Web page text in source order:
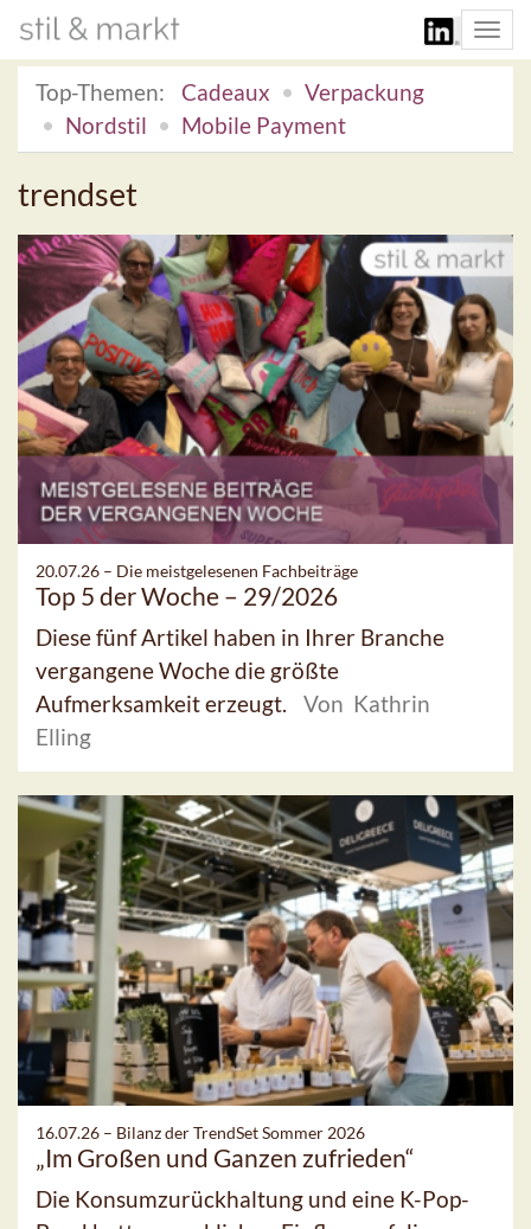
Top-Themen:
Cadeaux
Verpackung
Nordstil
Mobile Payment
trendset
20.07.26 – Die meistgelesenen Fachbeiträge
Top 5 der Woche – 29/2026
Diese fünf Artikel haben in Ihrer Branche
vergangene Woche die größte
Aufmerksamkeit erzeugt.
Von Kathrin
Elling
16.07.26 – Bilanz der TrendSet Sommer 2026
„Im Großen und Ganzen zufrieden“
Die Konsumzurückhaltung und eine K-Pop-